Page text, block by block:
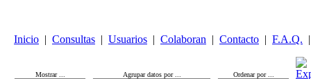
Inicio | Consultas | Usuarios | Colaboran | Contacto | F.A.Q. |
Mostrar ... Agrupar datos por ... Ordenar por ...